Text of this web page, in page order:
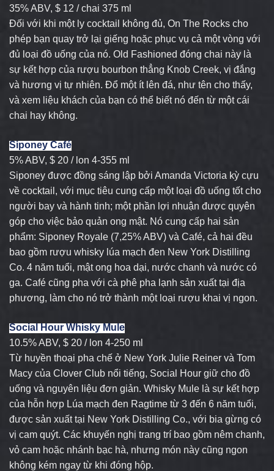
35% ABV, $ 12 / chai 375 ml
Đối với khi một ly cocktail không đủ, On The Rocks cho
phép bạn quay trở lại giếng hoặc phục vụ cả một vòng với
đủ loại đồ uống của nó. Old Fashioned đóng chai này là
sự kết hợp của rượu bourbon thẳng Knob Creek, vị đắng
và hương vị tự nhiên. Đổ một ít lên đá, như tên cho thấy,
và xem liệu khách của bạn có thể biết nó đến từ một cái
chai hay không.
Siponey Café
5% ABV, $ 20 / lon 4-355 ml
Siponey được đồng sáng lập bởi Amanda Victoria kỳ cựu
về cocktail, với mục tiêu cung cấp một loại đồ uống tốt cho
người bay và hành tinh; một phần lợi nhuận được quyên
góp cho việc bảo quản ong mật. Nó cung cấp hai sản
phẩm: Siponey Royale (7,25% ABV) và Café, cả hai đều
bao gồm rượu whisky lúa mạch đen New York Distilling
Co. 4 năm tuổi, mật ong hoa dại, nước chanh và nước có
ga. Café cũng pha với cà phê pha lạnh sản xuất tại địa
phương, làm cho nó trở thành một loại rượu khai vị ngon.
Social Hour Whisky Mule
10.5% ABV, $ 20 / lon 4-250 ml
Từ huyền thoại pha chế ở New York Julie Reiner và Tom
Macy của Clover Club nổi tiếng, Social Hour giữ cho đồ
uống và nguyên liệu đơn giản. Whisky Mule là sự kết hợp
của hỗn hợp Lúa mạch đen Ragtime từ 3 đến 6 năm tuổi,
được sản xuất tại New York Distilling Co., với bia gừng có
vị cam quýt. Các khuyến nghị trang trí bao gồm nêm chanh,
vỏ cam hoặc nhánh bạc hà, nhưng món này cũng ngon
không kém ngay từ khi đóng hộp.